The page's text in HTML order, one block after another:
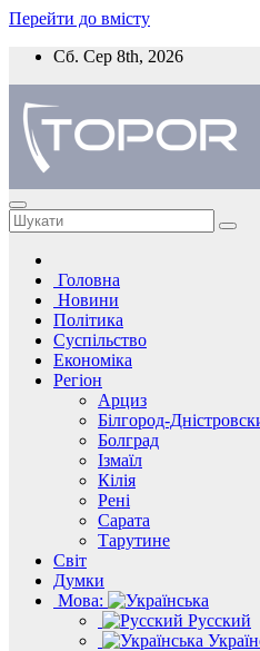
Перейти до вмісту
Сб. Сер 8th, 2026
Головна
Новини
Політика
Суспільство
Економіка
Регіон
Арциз
Білгород-
Болград
Ізмаїл
Кілія
Рені
Сарата
Тарутине
Світ
Думки
Мова:
Русский